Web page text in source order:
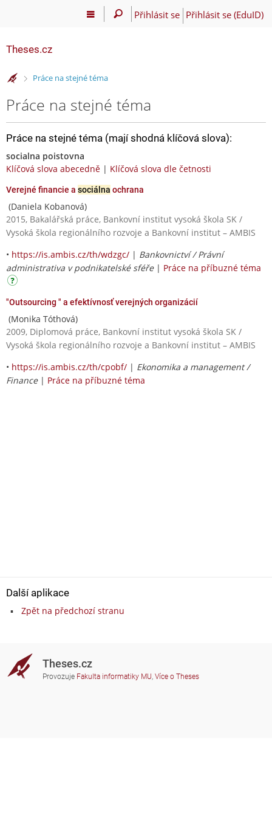
Přihlásit se Přihlásit se (EduID)
Theses.cz
>Práce na stejné téma
Práce na stejné téma
Práce na stejné téma (mají shodná klíčová slova):
socialna poistovna
Klíčová slova abecedně | Klíčová slova dle četnosti
Verejné financie a sociálna ochrana
(Daniela Kobanová)
2015, Bakalářská práce, Bankovní institut vysoká škola SK /
Vysoká škola regionálního rozvoje a Bankovní institut – AMBIS
• https://is.ambis.cz/th/wdzgc/ | Bankovnictví / Právní
administrativa v podnikatelské sféře| Práce na příbuzné téma
"Outsourcing " a efektívnosť verejných organizácií
(Monika Tóthová)
2009, Diplomová práce, Bankovní institut vysoká škola SK /
Vysoká škola regionálního rozvoje a Bankovní institut – AMBIS
• https://is.ambis.cz/th/cpobf/ | Ekonomika a management /
Finance| Práce na příbuzné téma
Další aplikace
Zpět na předchozí stranu
Theses.cz
Provozuje Fakulta informatiky MU, Více o Theses